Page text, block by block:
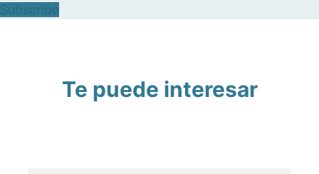
Te puede interesar